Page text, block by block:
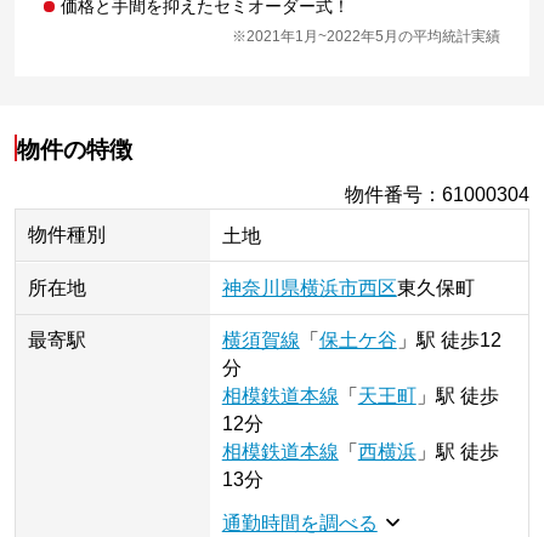
価格と手間を抑えたセミオーダー式！
※2021年1月~2022年5月の平均統計実績
物件の特徴
物件番号 ：61000304
物件種別
土地
所在地 神奈川県横浜市西区東久保町
最寄駅 横須賀線 「 保土ケ谷 」 駅 徒歩12
分
相模鉄道本線 「 天王町」 駅 徒歩
12分
相模鉄道本線 「 西横浜」 駅 徒歩
13分
通勤時間を調べる